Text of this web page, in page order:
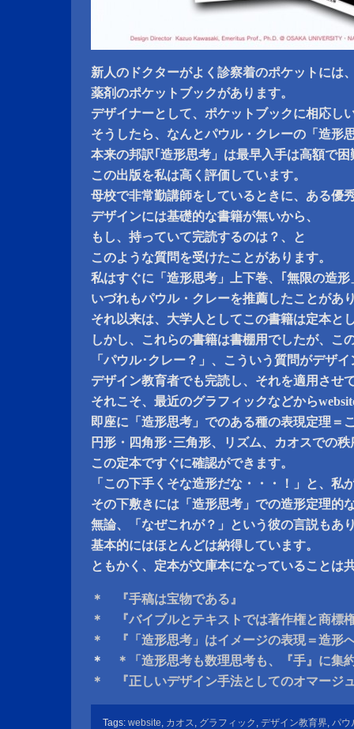
新人のドクターがよく診察着のポケットには
薬剤のポケットブックがあります。
デザイナーとして、ポケットブックに相応し
そうしたら、なんとパウル・クレーの「造形
本来の邦訳｢造形思考」は最早入手は高額で困
この出版を私は高く評価しています。
母校で非常勤講師をしているときに、ある優
デザインには基礎的な書籍が無いから、
もし、持っていて完読するのは？、と
このような質問を受けたことがあります。
私はすぐに「造形思考」上下巻、｢無限の造形
いづれもパウル・クレーを推薦したことがあ
それ以来は、大学人としてこの書籍は定本と
しかし、これらの書籍は書棚用でしたが、こ
「パウル･クレー？」、こういう質問がデザ
デザイン教育者でも完読し、それを適用させ
それこそ、最近のグラフィックなどから
即座に「造形思考」でのある種の表現定理＝
円形・四角形･三角形、リズム、カオスでの
この定本ですぐに確認ができます。
「この下手くそな造形だな・・・！」と、私
その下敷きには「造形思考」での造形定理的
無論、「なぜこれが？」という彼の言説もあ
基本的にはほとんどは納得しています。
ともかく、定本が文庫本になっていることは
＊ 『手稿は宝物である』
＊ 『バイブルとテキストでは著作権と商標
＊ 『「造形思考」はイメージの表現＝造形
＊
＊「造形思考も数理思考も、『手』に集
＊ 『正しいデザイン手法としてのオマージ
Tags: website, カオス, グラフィック , デザイン教育界, パウ